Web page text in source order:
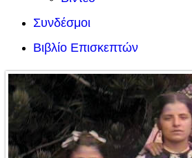
Συνδέσμοι
Βιβλίο Επισκεπτών